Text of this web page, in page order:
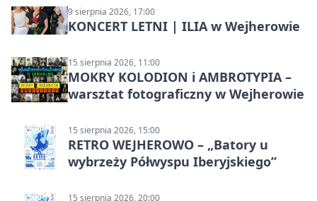
9 sierpnia 2026, 17:00
KONCERT LETNI | ILIA w Wejherowie
15 sierpnia 2026, 11:00
MOKRY KOLODION i AMBROTYPIA –
warsztat fotograficzny w Wejherowie
15 sierpnia 2026, 15:00
RETRO WEJHEROWO – „Batory u
wybrzeży Półwyspu Iberyjskiego”
15 sierpnia 2026, 20:00